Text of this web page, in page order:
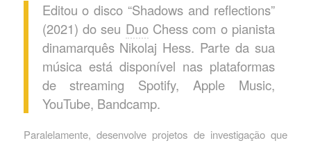
Editou o disco “Shadows and reflections”
(2021) do seu DuoChess com o pianista
dinamarquês Nikolaj Hess. Parte da sua
música está disponível nas plataformas
de streaming Spotify, Apple Music,
YouTube, Bandcamp.
Paralelamente, desenvolve projetos de investigação que